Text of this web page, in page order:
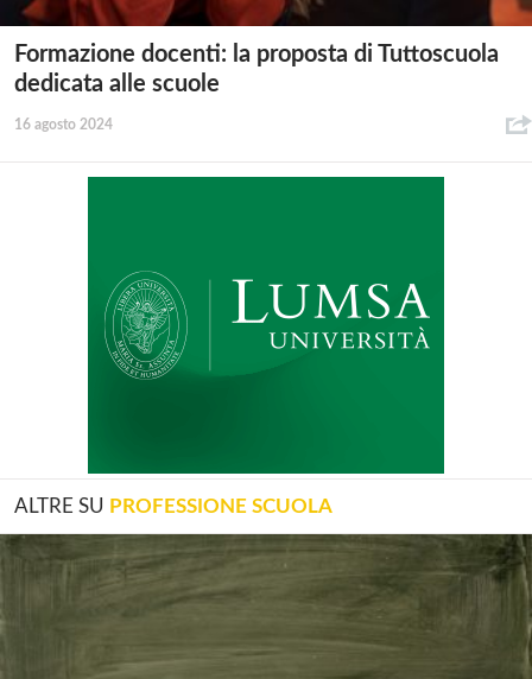
Formazione docenti: la proposta di Tuttoscuola
dedicata alle scuole
16 agosto 2024
ALTRE SU PROFESSIONE SCUOLA